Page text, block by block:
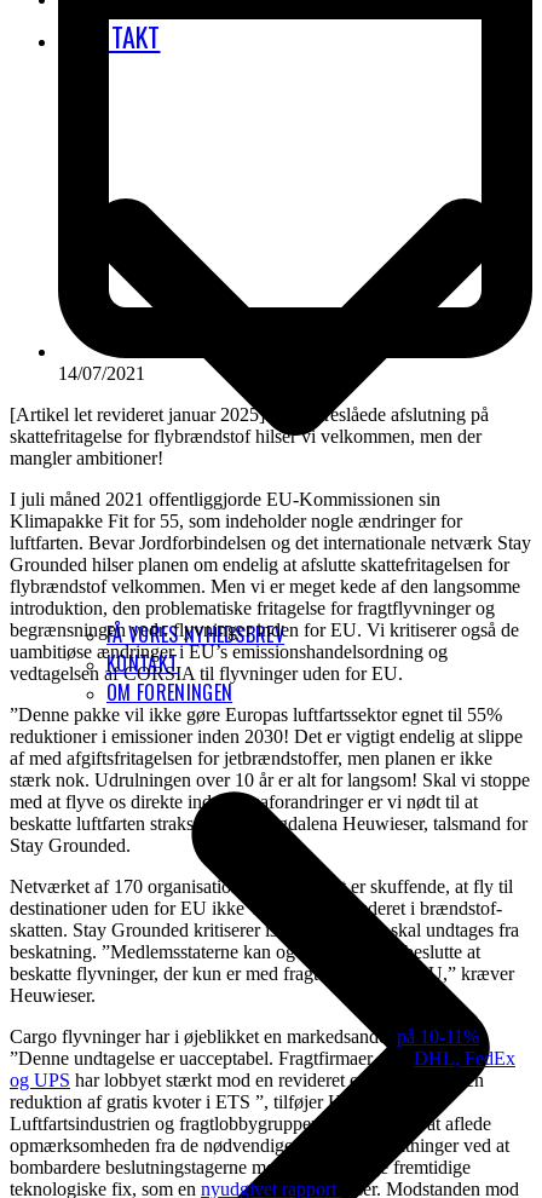
KONTAKT
FÅ VORES NYHEDSBREV
KONTAKT
OM FORENINGEN
14/07/2021
[Artikel let revideret januar 2025] EUs foreslåede afslutning på
skattefritagelse for flybrændstof hilser vi velkommen, men der
mangler ambitioner!
I juli måned 2021 offentliggjorde EU-Kommissionen sin
Klimapakke Fit for 55, som indeholder nogle ændringer for
luftfarten. Bevar Jordforbindelsen og det internationale netværk Stay
Grounded hilser planen om endelig at afslutte skattefritagelsen for
flybrændstof velkommen. Men vi er meget kede af den langsomme
introduktion, den problematiske fritagelse for fragtflyvninger og
begrænsningen vedr. flyvninger inden for EU. Vi kritiserer også de
uambitiøse ændringer i EU’s emissionshandelsordning og
vedtagelsen af ​​CORSIA til flyvninger uden for EU.
”Denne pakke vil ikke gøre Europas luftfartssektor egnet til 55%
reduktioner i emissioner inden 2030! Det er vigtigt endelig at slippe
af med afgiftsfritagelsen for jetbrændstoffer, men planen er ikke
stærk nok. Udrulningen over 10 år er alt for langsom! Skal vi stoppe
med at flyve os direkte ind i klimaforandringer er vi nødt til at
beskatte luftfarten straks,” siger Magdalena Heuwieser, talsmand for
Stay Grounded.
Netværket af 170 organisationer siger, at det er skuffende, at fly til
destinationer uden for EU ikke ville være inkluderet i brændstof-
skatten. Stay Grounded kritiserer især, at cargofly skal undtages fra
beskatning. ”Medlemsstaterne kan og bør dog også beslutte at
beskatte flyvninger, der kun er med fragt og uden for EU,” kræver
Heuwieser.
Cargo flyvninger har i øjeblikket en markedsandel på 10-11%
”Denne undtagelse er uacceptabel. Fragtfirmaer som DHL, FedEx
og UPS har lobbyet stærkt mod en revideret energiafgift og en
reduktion af gratis kvoter i ETS ”, tilføjer Heuwieser.
Luftfartsindustrien og fragtlobbygrupperne har forsøgt at aflede
opmærksomheden fra de nødvendige klimaforanstaltninger ved at
bombardere beslutningstagerne med usandsynlige fremtidige
teknologiske fix, som en nyudgivet rapport
viser. Modstanden mod